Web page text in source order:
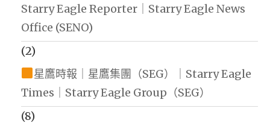
Starry Eagle Reporter｜Starry Eagle News
Office (SENO)
(2)
星鷹時報｜星鷹集團（SEG）｜Starry Eagle
Times｜Starry Eagle Group（SEG）
(8)